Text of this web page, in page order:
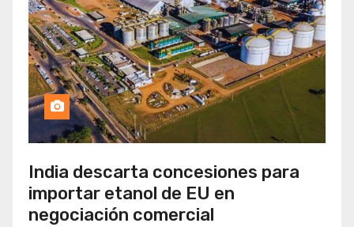
India descarta concesiones para
importar etanol de EU en
negociación comercial